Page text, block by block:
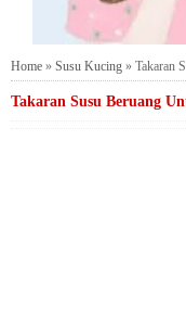
Home » Susu Kucing » Takaran
Takaran Susu Beruang